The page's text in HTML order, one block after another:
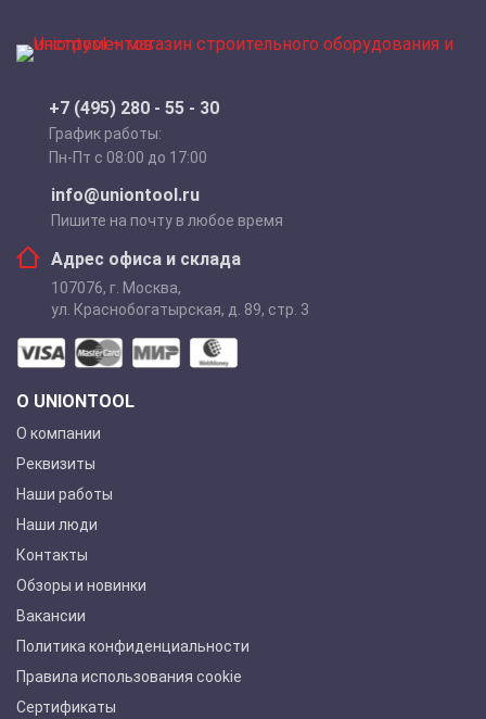
+7 (495) 280 - 55 - 30
График работы:
Пн-Пт с 08:00 до 17:00
info@uniontool.ru
Пишите на почту в любое время
Адрес офиса и склада
107076, г. Москва,
ул. Краснобогатырская, д. 89, стр. 3
О UNIONTOOL
О компании
Реквизиты
Наши работы
Наши люди
Контакты
Обзоры и новинки
Вакансии
Политика конфиденциальности
Правила использования cookie
Сертификаты